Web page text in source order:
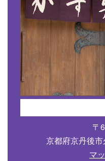
〒
京都府京丹後
マ